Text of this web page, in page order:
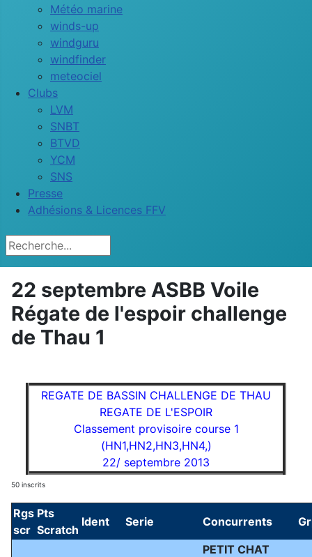
Météo marine
winds-up
windguru
windfinder
meteociel
Clubs
LVM
SNBT
BTVD
YCM
SNS
Presse
Adhésions & Licences FFV
Rechercher
22 septembre ASBB Voile
Régate de l'espoir challenge
de Thau 1
REGATE DE BASSIN CHALLENGE DE THAU
REGATE DE L'ESPOIR
Classement provisoire course 1
(HN1,HN2,HN3,HN4,)
22/ septembre 2013
50 inscrits
Rgs
scr
Pts
Scratch
Ident Serie Concurrents
PETIT CHAT